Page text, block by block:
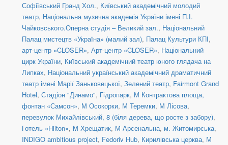
Софіївський Гранд Хол., Київський академічний молодий
театр, Національна музична академія України імені П.І.
Чайковського.Оперна студія – Великий зал., Національний
Палац мистецтв «Україна» (малий зал), Палац Культури КПІ,
арт-центр «CLOSER», Арт-центр «CLOSER», Національний
цирк України, Київський академічний театр юного глядача на
Липках, Національний український академічний драматичний
театр імені Марії Заньковецької, Зелений театр, Fairmont Grand
Hotel, Стадіон "Динамо", Гідропарк, М Контрактова площа,
фонтан «Самсон», М Осокорки, М Теремки, М Лісова,
перевулок Михайлівський, 8 (біля дерева, що росте з забору),
Готель «Hilton», М Хрещатик, М Арсенальна, м. Житомирська,
INDIGO ambitious project, Fedoriv Hub, Кирилівська церква, М